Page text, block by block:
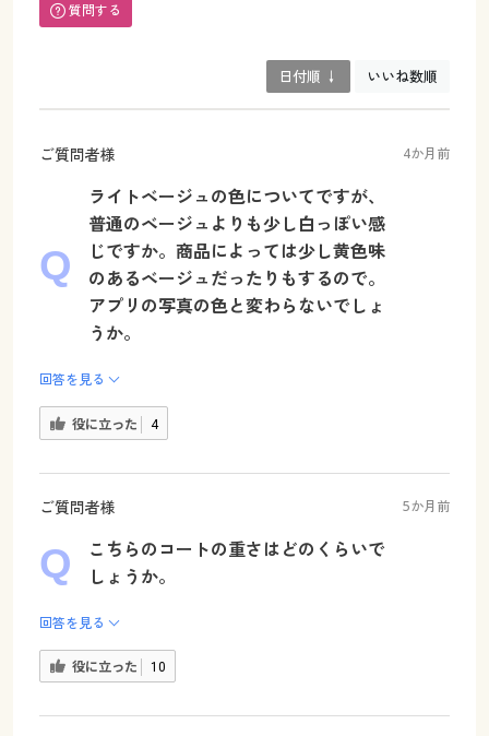
質問する
日付順 ↓ いいね数順
ご質問者様 4か月前
ライトベージュの色についてですが、
普通のベージュよりも少し白っぽい感
じですか。商品によっては少し黄色味
のあるベージュだったりもするので。
アプリの写真の色と変わらないでしょ
うか。
回答を見る
役に立った 4
ご質問者様 5か月前
こちらのコートの重さはどのくらいで
しょうか。
回答を見る
役に立った 10